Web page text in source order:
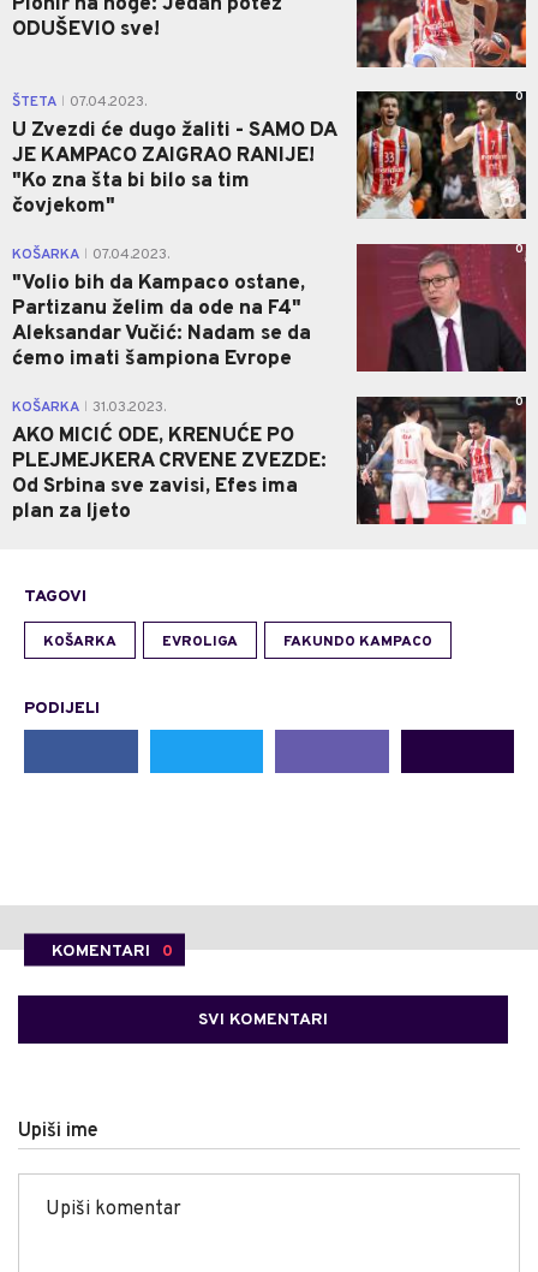
ODUŠEVIO sve!
ŠTETA 07.04.2023.
U Zvezdi će dugo žaliti - SAMO DA
JE KAMPACO ZAIGRAO RANIJE!
"Ko zna šta bi bilo sa tim
čovjekom"
0
KOŠARKA 07.04.2023.
"Volio bih da Kampaco ostane,
Partizanu želim da ode na F4"
Aleksandar Vučić: Nadam se da
ćemo imati šampiona Evrope
0
KOŠARKA 31.03.2023.
AKO MICIĆ ODE, KRENUĆE PO
PLEJMEJKERA CRVENE ZVEZDE:
Od Srbina sve zavisi, Efes ima
plan za ljeto
0
TAGOVI
KOŠARKA EVROLIGA FAKUNDO KAMPACO
PODIJELI
KOMENTARI 0
SVI KOMENTARI
Upiši ime